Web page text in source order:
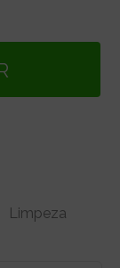
Limpeza